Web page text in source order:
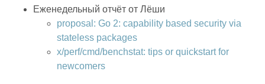
Еженедельный отчёт от Лёши
proposal: Go 2: capability based security via
stateless packages
x/perf/cmd/benchstat: tips or quickstart for
newcomers